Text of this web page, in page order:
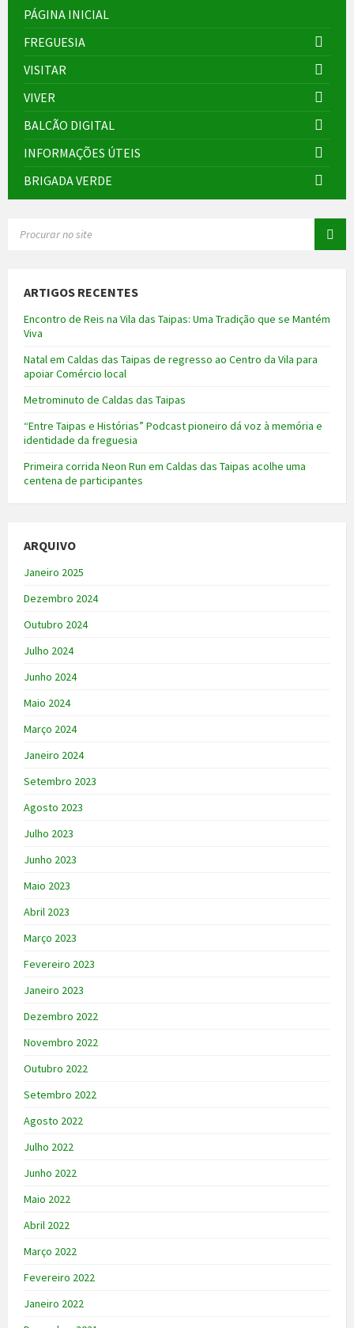
PÁGINA INICIAL
FREGUESIA
VISITAR
VIVER
BALCÃO DIGITAL
INFORMAÇÕES ÚTEIS
BRIGADA VERDE
ARTIGOS RECENTES
Encontro de Reis na Vila das Taipas: Uma Tradição que se Mantém
Viva
Natal em Caldas das Taipas de regresso ao Centro da Vila para
apoiar Comércio local
Metrominuto de Caldas das Taipas
“Entre Taipas e Histórias” Podcast pioneiro dá voz à memória e
identidade da freguesia
Primeira corrida Neon Run em Caldas das Taipas acolhe uma
centena de participantes
ARQUIVO
Janeiro 2025
Dezembro 2024
Outubro 2024
Julho 2024
Junho 2024
Maio 2024
Março 2024
Janeiro 2024
Setembro 2023
Agosto 2023
Julho 2023
Junho 2023
Maio 2023
Abril 2023
Março 2023
Fevereiro 2023
Janeiro 2023
Dezembro 2022
Novembro 2022
Outubro 2022
Setembro 2022
Agosto 2022
Julho 2022
Junho 2022
Maio 2022
Abril 2022
Março 2022
Fevereiro 2022
Janeiro 2022